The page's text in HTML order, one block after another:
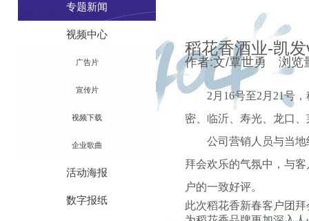
专题新闻
视频中心
广告片
宣传片
视频下载
企业歌曲
活动海报
数字报纸
稻花香酒业-凯
作者:文/覃世勇 浏
2 月16号至2月21号
密、临沂、寿光、龙口
公司营销人员与当
拜会欢乐的气氛中，与
户的一致好评。
此次稻花香新春客户团